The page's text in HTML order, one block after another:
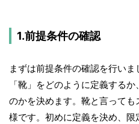
1.前提条件の確認
まずは前提条件の確認を行い
「靴」をどのように定義する
のかを決めます。靴と言って
様です。初めに定義を決め、